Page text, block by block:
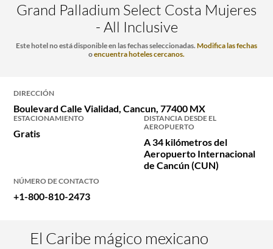
Grand Palladium Select Costa Mujeres
- All Inclusive
Este hotel no está disponible en las fechas seleccionadas. Modifica las fechas
oencuentra hoteles cercanos.
DIRECCIÓN
Boulevard Calle Vialidad, Cancun, 77400 MX
ESTACIONAMIENTO
Gratis
DISTANCIA DESDE EL
AEROPUERTO
A 34 kilómetros del
Aeropuerto Internacional
de Cancún (CUN)
NÚMERO DE CONTACTO
+1-800-810-2473
El Caribe mágico mexicano